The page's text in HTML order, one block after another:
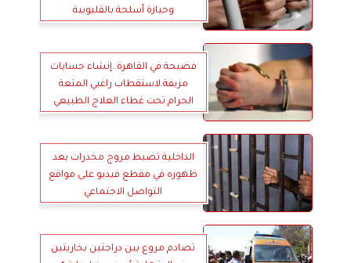
وحيازة أسلحة بالقليوبية
فضيحة في القاهرة..إنشاء حسابات
مزيفة لاستقطاب راغبي المتعة
الحرام تحت غطاء العلاج الطبيعي
الداخلية تضبط مروج مخدرات بعد
ظهوره في مقطع فيديو على مواقع
التواصل الاجتماعي
تصادم مروع بين دراجتين بخاريتين